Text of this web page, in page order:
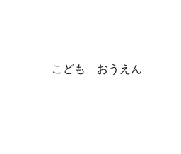
こども おうえん